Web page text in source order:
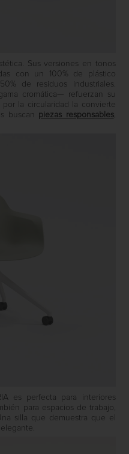
Sus versiones en tonos
con un 100% de plástico
de residuos industriales.
cromática— refuerzan su
por la circularidad la convierte
buscan piezas responsables,
es perfecta para interiores
para espacios de trabajo,
silla que demuestra que el